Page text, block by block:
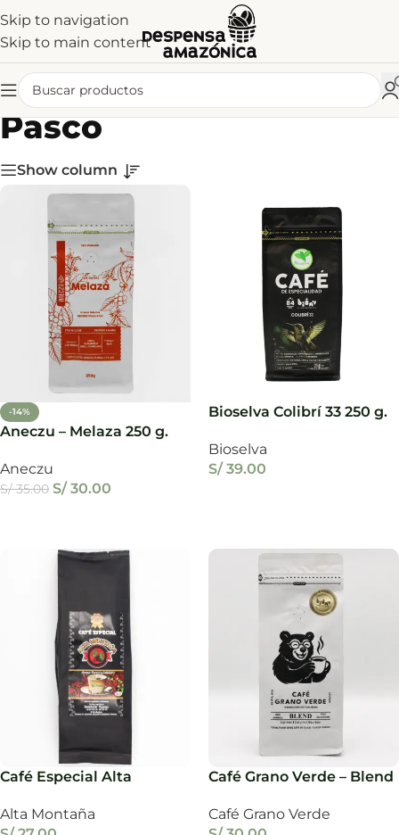
Skip to navigation
Skip to main content
Pasco
Show column
-14%
Aneczu – Melaza 250 g.
Aneczu
S/35.00 S/ 30.00
Bioselva Colibrí 33 250 g.
Bioselva
S/ 39.00
Café Especial Alta
Alta Montaña
Café Grano Verde – Blend
Café Grano Verde